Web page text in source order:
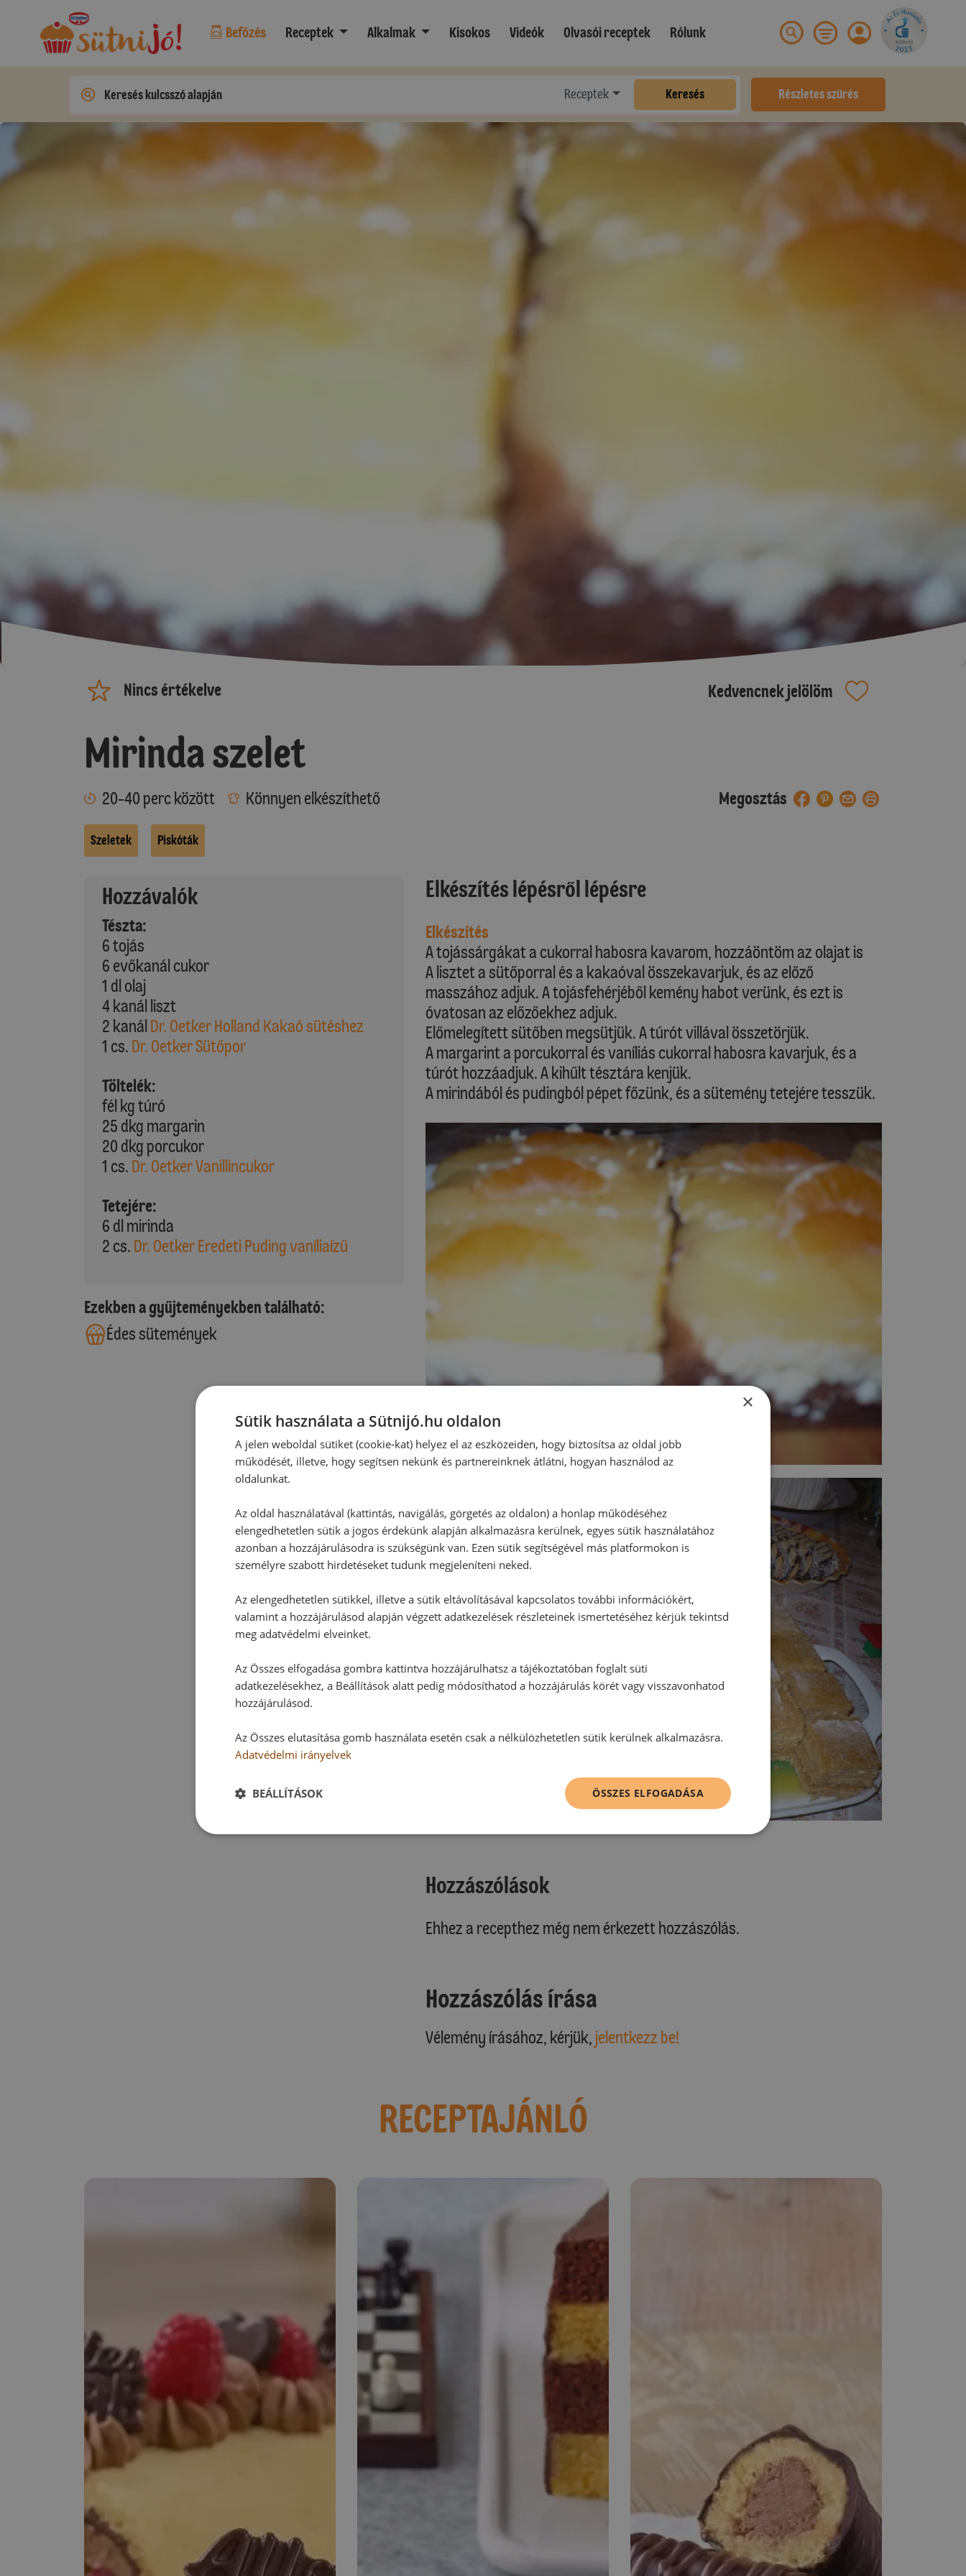
Befőzés Receptek Alkalmak Kisokos Videók Olvasói receptek Rólunk
Receptek Keresés Részletes szűrés
Nincs értékelve Kedvencnek jelölöm
Mirinda szelet
20-40 perc között Könnyen elkészíthető Megosztás
Szeletek Piskóták
Hozzávalók
Tészta:
6 tojás
6 evőkanál cukor
1 dl olaj
4 kanál liszt
2 kanálDr. Oetker Holland Kakaó sütéshez
1 cs. Dr. Oetker Sütőpor
Töltelék:
fél kg túró
25 dkg margarin
20 dkg porcukor
1 cs. Dr. Oetker Vanillincukor
Tetejére:
6 dl mirinda
2 cs. Dr. Oetker Eredeti Puding vaníliaízű
Ezekben a gyűjteményekben található:
Édes sütemények
Elkészítés lépésről lépésre
Elkészítés
A tojássárgákat a cukorral habosra kavarom, hozzáöntöm az olajat is
A lisztet a sütőporral és a kakaóval összekavarjuk, és az előző
masszához adjuk. A tojásfehérjéből kemény habot verünk, és ezt is
óvatosan az előzőekhez adjuk.
Előmelegített sütőben megsütjük. A túrót villával összetörjük.
A margarint a porcukorral és vaníliás cukorral habosra kavarjuk, és a
túrót hozzáadjuk. A kihűlt tésztára kenjük.
A mirindából és pudingból pépet főzünk, és a sütemény tetejére tesszük.
Hozzászólások
Ehhez a recepthez még nem érkezett hozzászólás.
Hozzászólás írása
Vélemény írásához, kérjük, jelentkezz be!
RECEPTAJÁNLÓ
×
Sütik használata a Sütnijó.hu oldalon
A jelen weboldal sütiket (cookie-kat) helyez el az eszközeiden, hogy biztosítsa az oldal jobb
működését, illetve, hogy segítsen nekünk és partnereinknek átlátni, hogyan használod az
oldalunkat.
Az oldal használatával (kattintás, navigálás, görgetés az oldalon) a honlap működéséhez
elengedhetetlen sütik a jogos érdekünk alapján alkalmazásra kerülnek, egyes sütik használatához
azonban a hozzájárulásodra is szükségünk van. Ezen sütik segítségével más platformokon is
személyre szabott hirdetéseket tudunk megjeleníteni neked.
Az elengedhetetlen sütikkel, illetve a sütik eltávolításával kapcsolatos további információkért,
valamint a hozzájárulásod alapján végzett adatkezelések részleteinek ismertetéséhez kérjük tekintsd
meg adatvédelmi elveinket.
Az Összes elfogadása gombra kattintva hozzájárulhatsz a tájékoztatóban foglalt süti
adatkezelésekhez, a Beállítások alatt pedig módosíthatod a hozzájárulás körét vagy visszavonhatod
hozzájárulásod.
Az Összes elutasítása gomb használata esetén csak a nélkülözhetetlen sütik kerülnek alkalmazásra.
Adatvédelmi irányelvek
ÖSSZES ELFOGADÁSA
BEÁLLÍTÁSOK